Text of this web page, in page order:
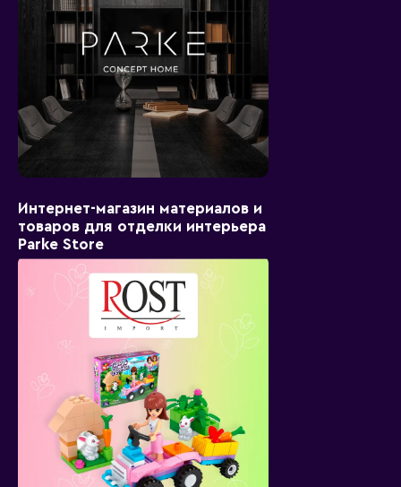
Интернет-магазин материалов и
товаров для отделки интерьера
Parke Store